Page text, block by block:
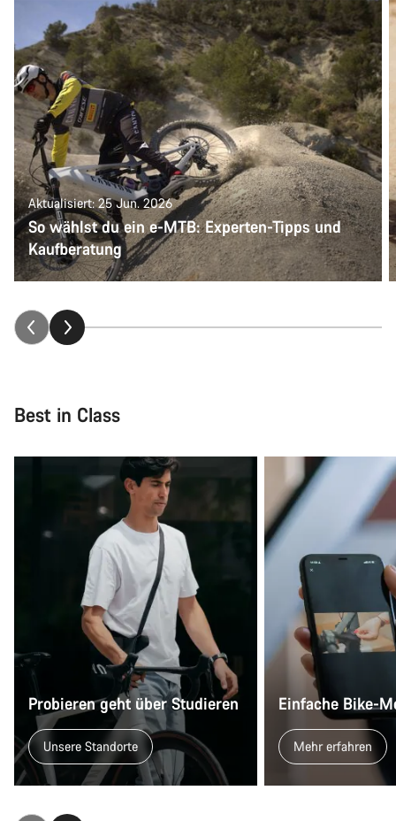
Aktualisiert: 25 Jun. 2026
So wählst du ein e-MTB: Experten-Tipps und
Kaufberatung
Best in Class
Probieren geht über Studieren
Unsere Standorte
Einfache Bike-
Mehr erfahren